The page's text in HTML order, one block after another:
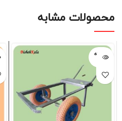
محصولات مشابه
فروخته
شده